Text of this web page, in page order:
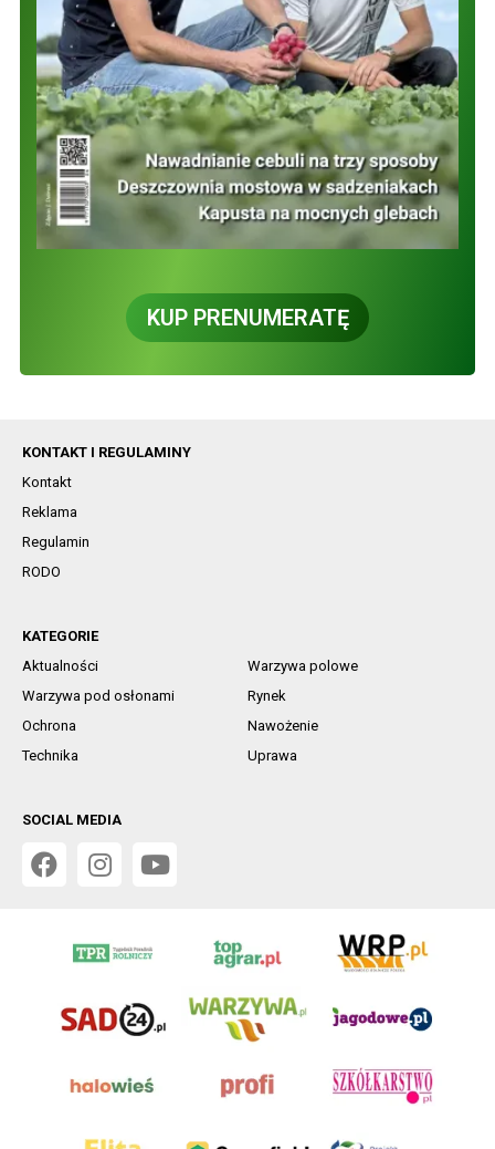
KUP PRENUMERATĘ
KONTAKT I REGULAMINY
Kontakt
Reklama
Regulamin
RODO
KATEGORIE
Aktualności
Warzywa polowe
Warzywa pod osłonami
Rynek
Ochrona
Nawożenie
Technika
Uprawa
SOCIAL MEDIA